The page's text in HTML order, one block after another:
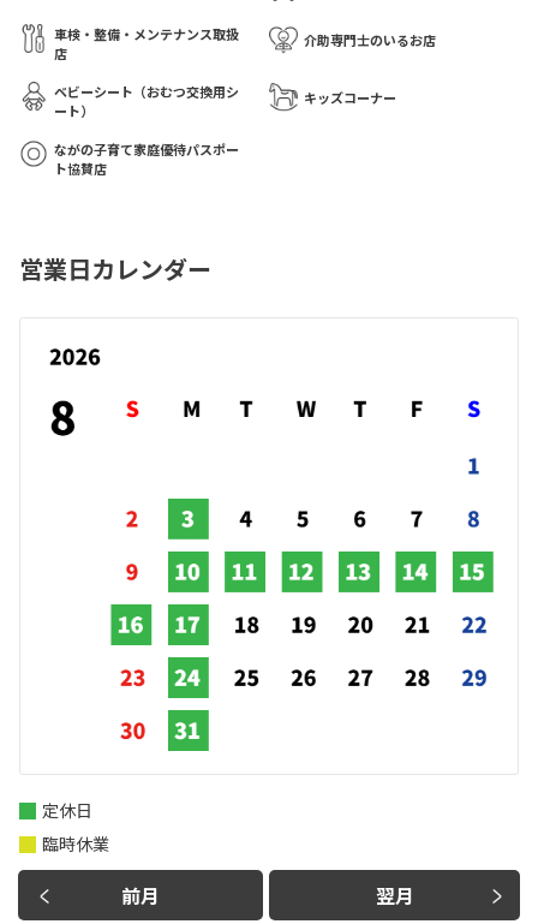
車検・整備・メンテナンス取扱
店
介助専門士のいるお店
ベビーシート（おむつ交換用シ
ート）
キッズコーナー
ながの子育て家庭優待パスポー
ト協賛店
営業日カレンダー
前月 翌月
定休日
臨時休業